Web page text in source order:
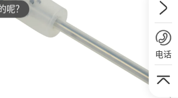
电话
呢？